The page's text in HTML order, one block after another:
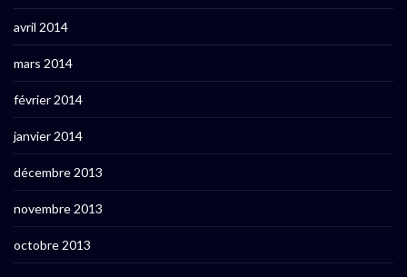
avril 2014
mars 2014
février 2014
janvier 2014
décembre 2013
novembre 2013
octobre 2013